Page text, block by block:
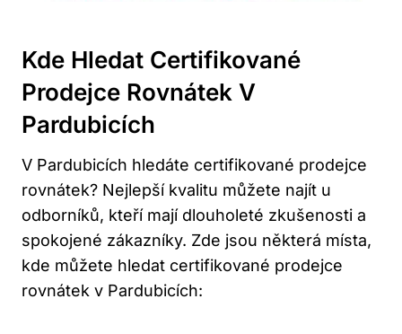
Kde Hledat Certifikované
Prodejce Rovnátek V
Pardubicích
V Pardubicích hledáte certifikované prodejce
rovnátek? Nejlepší kvalitu můžete najít u
odborníků, kteří mají dlouholeté zkušenosti a
spokojené zákazníky. Zde jsou některá místa,
kde můžete hledat certifikované prodejce
rovnátek v Pardubicích: